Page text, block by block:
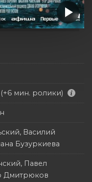
(+6 мин. ролики)
Василий
Бузуркиева
Павел
Дмитрюков